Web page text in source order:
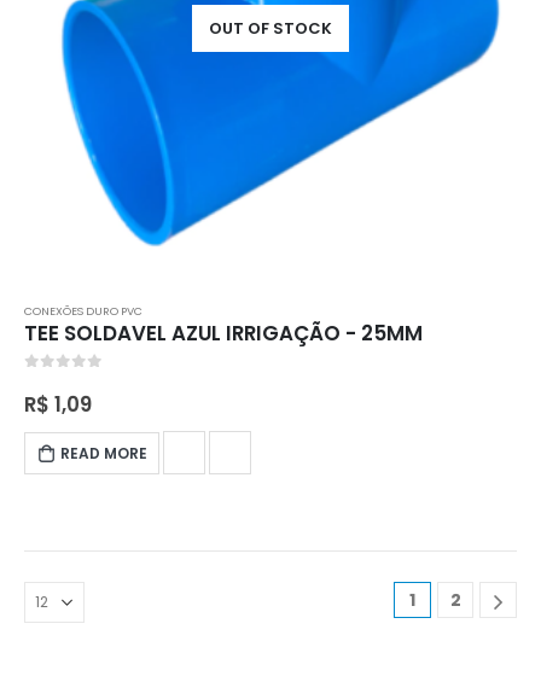
OUT OF STOCK
CONEXÕES DURO PVC
TEE SOLDAVEL AZUL IRRIGAÇÃO - 25MM
R$ 1,09
READ MORE
1 2